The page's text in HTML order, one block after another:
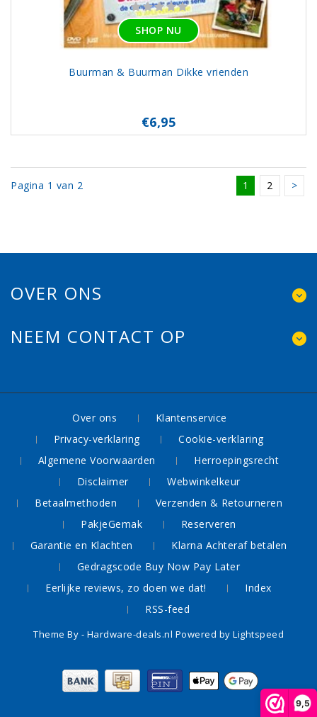
9,5
SHOP NU
Buurman & Buurman Dikke vrienden
€6,95
Pagina 1 van 2 1 2 >
OVER ONS
NEEM CONTACT OP
Over ons
Klantenservice
Privacy-verklaring
Cookie-verklaring
Algemene Voorwaarden
Herroepingsrecht
Disclaimer
Webwinkelkeur
Betaalmethoden
Verzenden & Retourneren
PakjeGemak
Reserveren
Garantie en Klachten
Klarna Achteraf betalen
Gedragscode Buy Now Pay Later
Eerlijke reviews, zo doen we dat!
Index
RSS-feed
Theme By - Hardware-deals.nl Powered by Lightspeed